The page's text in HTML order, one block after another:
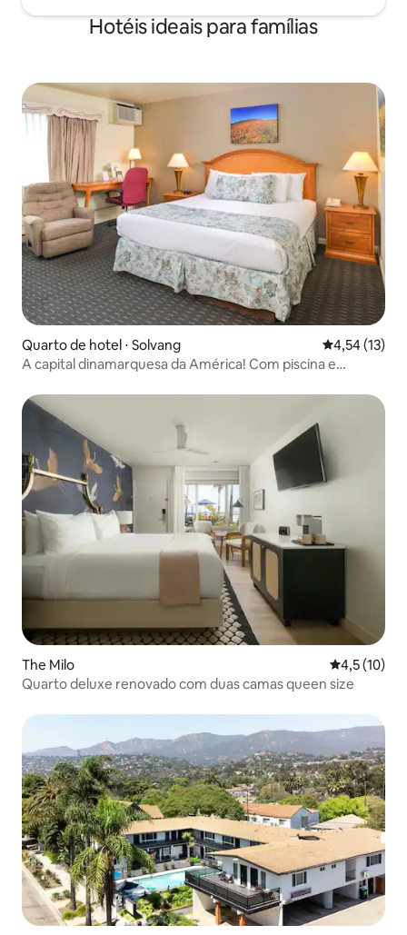
Hotéis ideais para famílias
Quarto de hotel ⋅ Solvang 4,54 de uma
4,54 (13)
A capital dinamarquesa da América! Com piscina e
The Milo 4,5 de uma
4,5 (10)
Quarto deluxe renovado com duas camas queen size